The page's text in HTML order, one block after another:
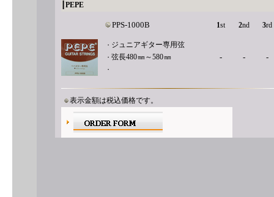
PEPE
PPS-1000B 1st 2nd 3rd
・ ジュニアギター専用弦
・ 弦長480㎜ ～580㎜
・
- - -
表示金額は税込価格です。